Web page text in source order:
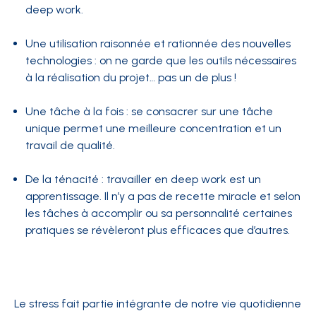
deep work.
Une utilisation raisonnée et rationnée des nouvelles
technologies : on ne garde que les outils nécessaires
à la réalisation du projet… pas un de plus !
Une tâche à la fois : se consacrer sur une tâche
unique permet une meilleure concentration et un
travail de qualité.
De la ténacité : travailler en deep work est un
apprentissage. Il n’y a pas de recette miracle et selon
les tâches à accomplir ou sa personnalité certaines
pratiques se révèleront plus efficaces que d’autres.
Le stress fait partie intégrante de notre vie quotidienne